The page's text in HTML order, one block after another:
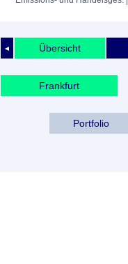
◄ Übersicht
Frankfurt
Portfolio